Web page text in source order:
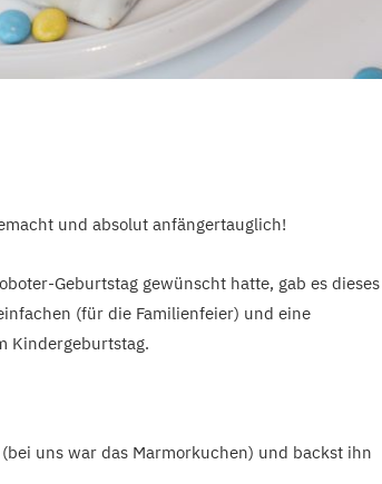
und absolut anfängertauglich!
Geburtstag gewünscht hatte, gab es dieses
(für die Familienfeier) und eine
Kindergeburtstag.
uns war das Marmorkuchen) und backst ihn